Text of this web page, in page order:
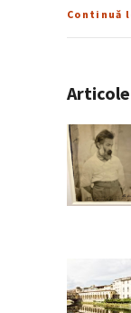
Continuă